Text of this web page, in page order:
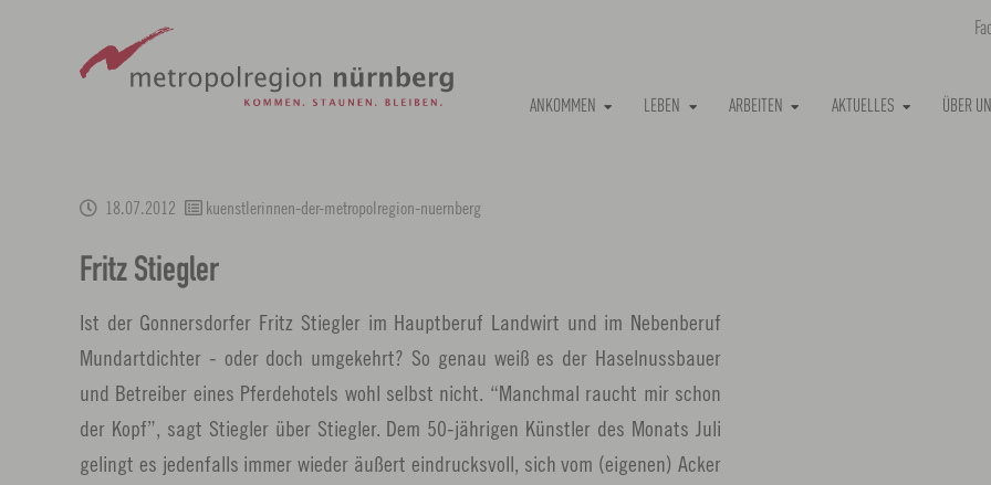
metropolregion
ANKOMMEN LEBEN ARBEITEN AKTUELLES ÜBER
18.07.2012 kuenstlerinnen-der-metropolregion-nuernberg
Fritz Stiegler
Ist der Gonnersdorfer Fritz Stiegler im Hauptberuf Landwirt und im Nebenberuf
Mundartdichter - oder doch umgekehrt? So genau weiß es der Haselnussbauer
und Betreiber eines Pferdehotels wohl selbst nicht. “Manchmal raucht mir schon
der Kopf”, sagt Stiegler über Stiegler. Dem 50-jährigen Künstler des Monats Juli
gelingt es jedenfalls immer wieder äußert eindrucksvoll, sich vom (eigenen) Acker